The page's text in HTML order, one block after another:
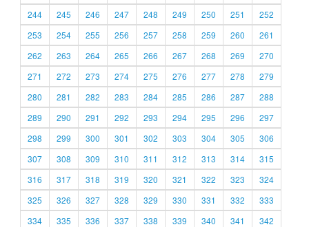
244
245 246 247 248 249 250 251
252
253
254 255 256 257 258 259 260
261
262
263 264 265 266 267 268 269
270
271
272 273 274 275 276 277 278
279
280
281 282 283 284 285 286 287
288
289
290 291 292 293 294 295 296
297
298
299 300 301 302 303 304 305
306
307
308 309 310 311 312 313 314
315
316
317 318 319 320 321 322 323
324
325
326 327 328 329 330 331 332
333
334
335 336 337 338 339 340 341 342